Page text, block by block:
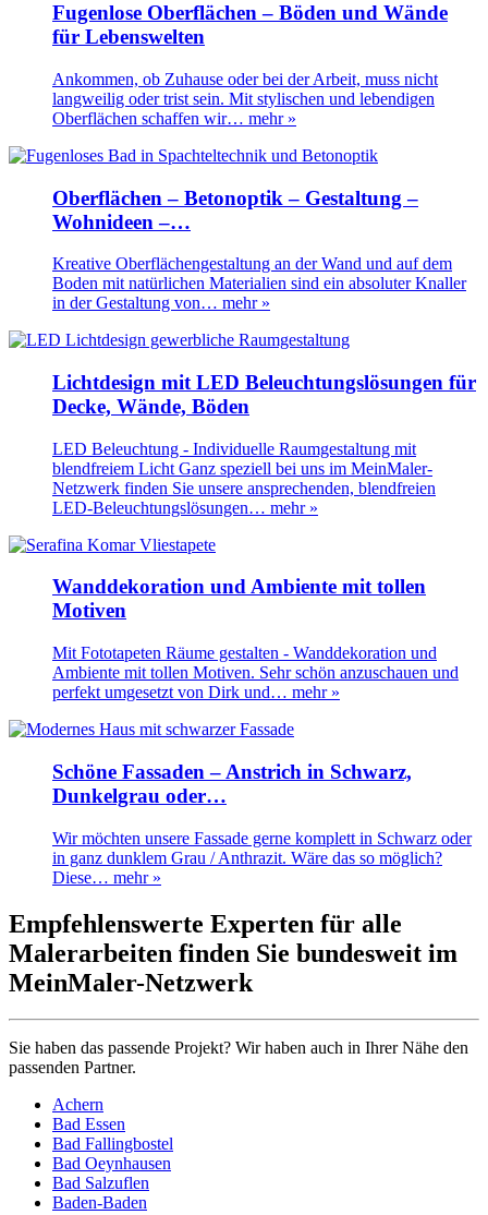
Fugenlose Oberflächen – Böden und Wände
für Lebenswelten
Ankommen, ob Zuhause oder bei der Arbeit, muss nicht
langweilig oder trist sein. Mit stylischen und lebendigen
Oberflächen schaffen wir… mehr »
Oberflächen – Betonoptik – Gestaltung –
Wohnideen –…
Kreative Oberflächengestaltung an der Wand und auf dem
Boden mit natürlichen Materialien sind ein absoluter Knaller
in der Gestaltung von… mehr »
Lichtdesign mit LED Beleuchtungslösungen für
Decke, Wände, Böden
LED Beleuchtung - Individuelle Raumgestaltung mit
blendfreiem Licht Ganz speziell bei uns im MeinMaler-
Netzwerk finden Sie unsere ansprechenden, blendfreien
LED-Beleuchtungslösungen… mehr »
Wanddekoration und Ambiente mit tollen
Motiven
Mit Fototapeten Räume gestalten - Wanddekoration und
Ambiente mit tollen Motiven. Sehr schön anzuschauen und
perfekt umgesetzt von Dirk und… mehr »
Schöne Fassaden – Anstrich in Schwarz,
Dunkelgrau oder…
Wir möchten unsere Fassade gerne komplett in Schwarz oder
in ganz dunklem Grau / Anthrazit. Wäre das so möglich?
Diese… mehr »
Empfehlenswerte Experten für alle
Malerarbeiten finden Sie bundesweit im
MeinMaler-Netzwerk
Sie haben das passende Projekt? Wir haben auch in Ihrer Nähe den
passenden Partner.
Achern
Bad Essen
Bad Fallingbostel
Bad Oeynhausen
Bad Salzuflen
Baden-Baden